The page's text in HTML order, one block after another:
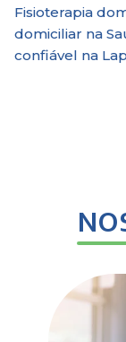
Fisioterapia
domiciliar na
confiável na